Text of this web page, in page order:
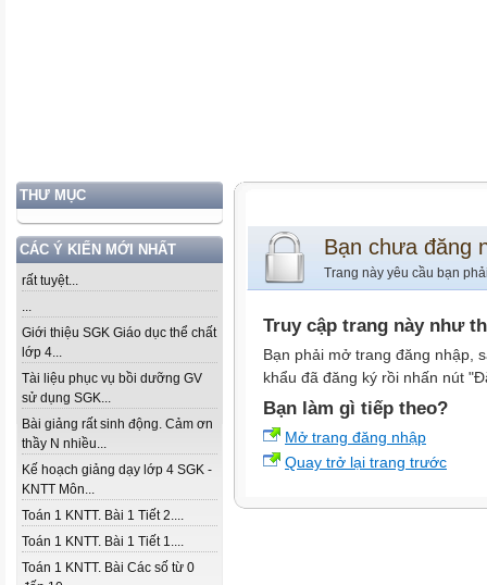
THƯ MỤC
CÁC Ý KIẾN MỚI NHẤT
rất tuyệt...
...
Giới thiệu SGK Giáo dục thể chất
lớp 4...
Tài liệu phục vụ bồi dưỡng GV
sử dụng SGK...
Bài giảng rất sinh động. Cảm ơn
thầy N nhiều...
Kế hoạch giảng dạy lớp 4 SGK -
KNTT Môn...
Toán 1 KNTT. Bài 1 Tiết 2....
Toán 1 KNTT. Bài 1 Tiết 1....
Toán 1 KNTT. Bài Các số từ 0
Bạn chưa đăng
Trang này yêu cầu bạn
Truy cập trang này như
Bạn phải mở trang đăng nhập,
khẩu đã đăng ký rồi nhấn nút
Bạn làm gì tiếp theo?
Mở trang đăng nhập
Quay trở lại trang trước